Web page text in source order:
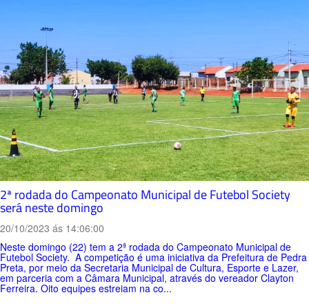
2ª rodada do Campeonato Municipal de Futebol Society
será neste domingo
20/10/2023 ás 14:06:00
Neste domingo (22) tem a 2ª rodada do Campeonato Municipal de
Futebol Society. A competição é uma iniciativa da Prefeitura de Pedra
Preta, por meio da Secretaria Municipal de Cultura, Esporte e Lazer,
em parceria com a Câmara Municipal, através do vereador Clayton
Ferreira. Oito equipes estreiam na co...